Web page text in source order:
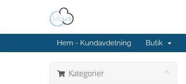
Hem - Kundavdelning Butik
Kategorier